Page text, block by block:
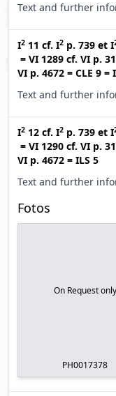
Text and further
I2 11 cf. I2 p. 739 et I
= VI 1289 cf. VI p.
VI p. 4672 = CLE 9 =
Text and further
I2 12 cf. I2 p. 739 et I
= VI 1290 cf. VI p.
VI p. 4672 = ILS 5
Text and further
Fotos
On Request only
PH0017378